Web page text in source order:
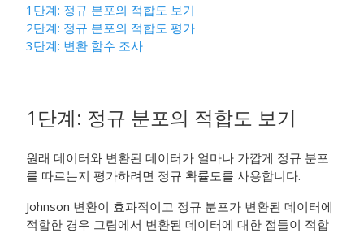
1단계: 정규 분포의 적합도 보기
2단계: 정규 분포의 적합도 평가
3단계: 변환 함수 조사
1단계: 정규 분포의 적합도 보기
원래 데이터와 변환된 데이터가 얼마나 가깝게 정규 분포
를 따르는지 평가하려면 정규 확률도를 사용합니다.
Johnson 변환이 효과적이고 정규 분포가 변환된 데이터에
적합한 경우 그림에서 변환된 데이터에 대한 점들이 적합